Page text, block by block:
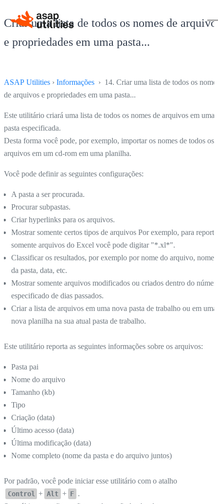
Criar uma lista de todos os nomes de
e propriedades em uma pasta...
ASAP Utilities › Informações › 14. Criar uma lista de todos os
de arquivos e propriedades em uma pasta...
Este utilitário criará uma lista de todos os nomes de arquivos em uma
pasta especificada.
Desta forma você pode, por exemplo, importar os nomes de todos os
arquivos em um cd-rom em uma planilha.
Você pode definir as seguintes configurações:
A pasta a ser procurada.
Procurar subpastas.
Criar hyperlinks para os arquivos.
Mostrar somente certos tipos de arquivos Por exemplo, para
somente arquivos do Excel você pode digitar "*.xl*".
Classificar os resultados, por exemplo por nome do arquivo, nome
da pasta, data, etc.
Mostrar somente arquivos modificados ou criados dentro do
especificado de dias passados.
Criar a lista de arquivos em uma nova pasta de trabalho ou em uma
nova planilha na sua atual pasta de trabalho.
Este utilitário reporta as seguintes informações sobre os arquivos:
Pasta pai
Nome do arquivo
Tamanho (kb)
Tipo
Criação (data)
Último acesso (data)
Última modificação (data)
Nome completo (nome da pasta e do arquivo juntos)
Por padrão, você pode iniciar esse utilitário com o atalho
Control + Alt + F .